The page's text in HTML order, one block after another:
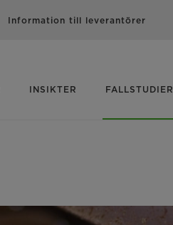
Information till leverantörer
INSIKTER FALLSTUDIER